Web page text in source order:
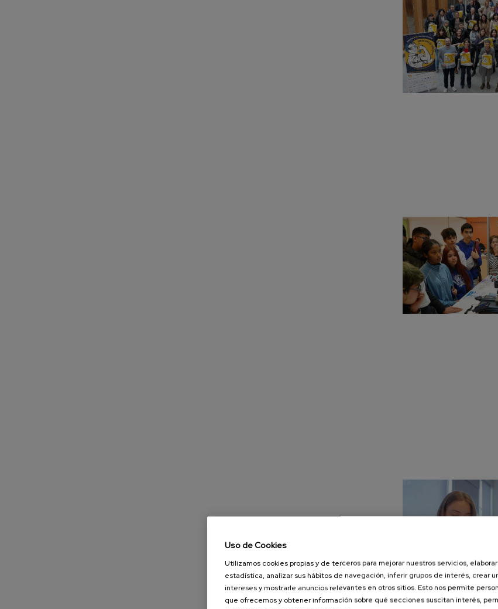
Uso de Cookies
Utilizamos cookies propias y de terceros para mejorar nuestros servicios,
estadística, analizar sus hábitos de navegación, inferir grupos de interés, crear
intereses y mostrarle anuncios relevantes en otros sitios. Esto nos permite
que ofrecemos y obtener información sobre qué secciones suscitan interés,